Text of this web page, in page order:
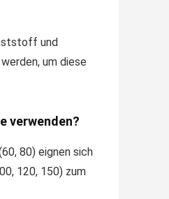
und
um diese
verwenden?
80) eignen sich
120, 150) zum